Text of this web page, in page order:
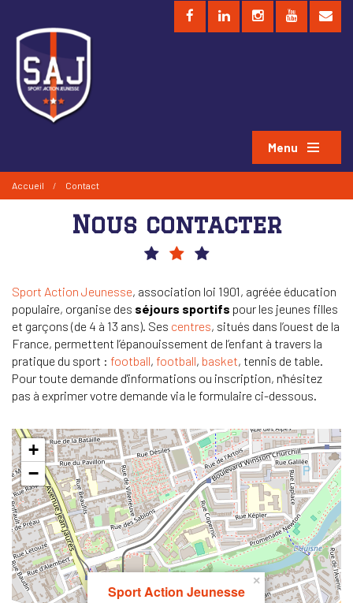
Menu
Accueil / Contact
Nous contacter
Sport Action Jeunesse, association loi 1901, agréée éducation
populaire, organise des séjours sportifs pour les jeunes filles
et garçons (de 4 à 13 ans). Ses centres, situés dans l’ouest de la
France, permettent l’épanouissement de l’enfant à travers la
pratique du sport : football, football, basket, tennis de table.
Pour toute demande d'informations ou inscription, n'hésitez
pas à exprimer votre demande via le formulaire ci-dessous.
Sport Action Jeunesse
×
+
−